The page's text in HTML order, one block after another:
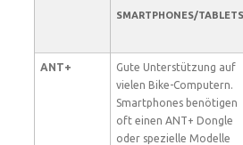
SMARTPHONES/TABLETS
ANT+
Gute Unterstützung auf
vielen Bike-Computern.
Smartphones benötigen
oft einen ANT+ Dongle
oder spezielle Modelle